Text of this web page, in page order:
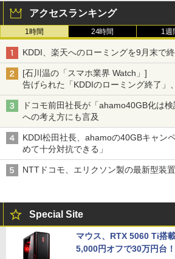
アクセスランキング
1時間 24時間 1週
KDDI、楽天へのローミングを9月末で
[石川温の「スマホ業界 Watch」]
告げられた「KDDIのローミング終了」
穴と楽天モバイルの課題
ドコモ前田社長が「ahamo40GB化は
への考え方にも言及
KDDI松田社長、ahamoの40GBキャン
めて十分対抗できる」
NTTドコモ、エリクソン製の最新型装
Special Site
マウス、RTX 5060 Ti搭
5,000円オフで30万円台！